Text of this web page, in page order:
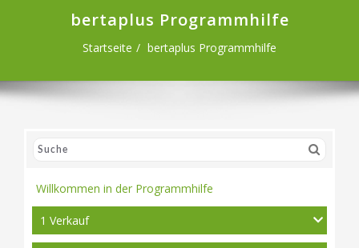
bertaplus Programmhilfe
Startseite bertaplus Programmhilfe
Willkommen in der Programmhilfe
1 Verkauf